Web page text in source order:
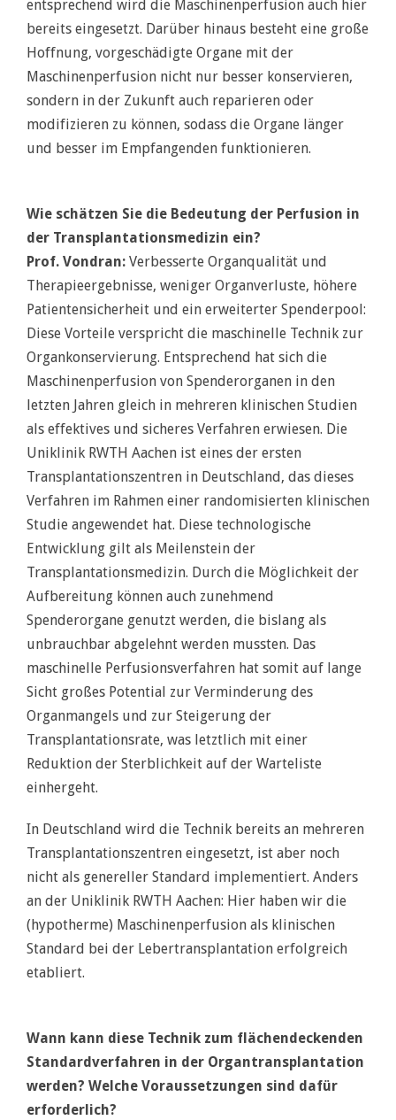
entsprechend wird die Maschinenperfusion auch hier
bereits eingesetzt. Darüber hinaus besteht eine große
Hoffnung, vorgeschädigte Organe mit der
Maschinenperfusion nicht nur besser konservieren,
sondern in der Zukunft auch reparieren oder
modifizieren zu können, sodass die Organe länger
und besser im Empfangenden funktionieren.
Wie schätzen Sie die Bedeutung der Perfusion in
der Transplantationsmedizin ein?
Prof. Vondran: Verbesserte Organqualität und
Therapieergebnisse, weniger Organverluste, höhere
Patientensicherheit und ein erweiterter Spenderpool:
Diese Vorteile verspricht die maschinelle Technik zur
Organkonservierung. Entsprechend hat sich die
Maschinenperfusion von Spenderorganen in den
letzten Jahren gleich in mehreren klinischen Studien
als effektives und sicheres Verfahren erwiesen. Die
Uniklinik RWTH Aachen ist eines der ersten
Transplantationszentren in Deutschland, das dieses
Verfahren im Rahmen einer randomisierten klinischen
Studie angewendet hat. Diese technologische
Entwicklung gilt als Meilenstein der
Transplantationsmedizin. Durch die Möglichkeit der
Aufbereitung können auch zunehmend
Spenderorgane genutzt werden, die bislang als
unbrauchbar abgelehnt werden mussten. Das
maschinelle Perfusionsverfahren hat somit auf lange
Sicht großes Potential zur Verminderung des
Organmangels und zur Steigerung der
Transplantationsrate, was letztlich mit einer
Reduktion der Sterblichkeit auf der Warteliste
einhergeht.
In Deutschland wird die Technik bereits an mehreren
Transplantationszentren eingesetzt, ist aber noch
nicht als genereller Standard implementiert. Anders
an der Uniklinik RWTH Aachen: Hier haben wir die
(hypotherme) Maschinenperfusion als klinischen
Standard bei der Lebertransplantation erfolgreich
etabliert.
Wann kann diese Technik zum flächendeckenden
Standardverfahren in der Organtransplantation
werden? Welche Voraussetzungen sind dafür
erforderlich?